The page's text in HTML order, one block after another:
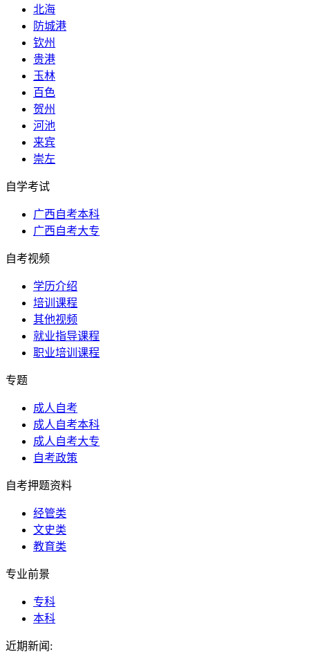
北海
防城港
钦州
贵港
玉林
百色
贺州
河池
来宾
崇左
自学考试
广西自考本科
广西自考大专
自考视频
学历介绍
培训课程
其他视频
就业指导课程
职业培训课程
专题
成人自考
成人自考本科
成人自考大专
自考政策
自考押题资料
经管类
文史类
教育类
专业前景
专科
本科
近期新闻: